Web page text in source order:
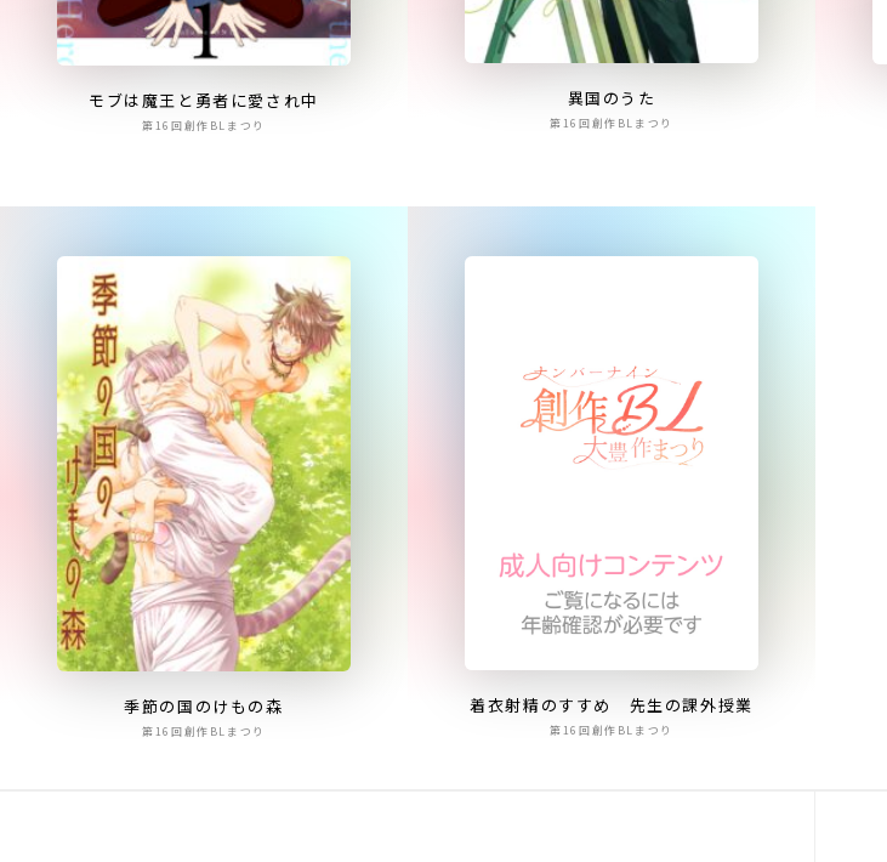
モブは魔王と勇者に愛され中
第16回創作BLまつり
異国のうた
第16回創作BLまつり
季節の国のけもの森
第16回創作BLまつり
着衣射精のすすめ 先生の課外授業
第16回創作BLまつり